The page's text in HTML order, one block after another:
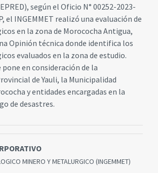
según el Oficio N° 00252-2023-
el INGEMMET realizó una evaluación de
en la zona de Morococha Antigua,
Opinión técnica donde identifica los
evaluados en la zona de estudio.
en consideración de la
de Yauli, la Municipalidad
y entidades encargadas en la
de desastres.
MINERO Y METALURGICO (INGEMMET)